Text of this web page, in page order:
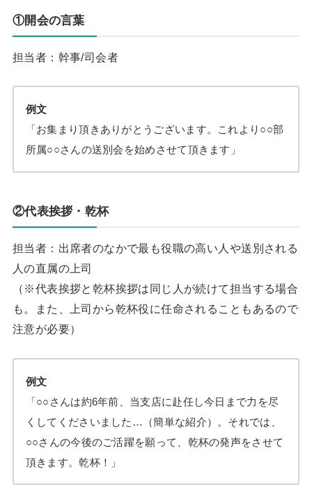
①開会の言葉
担当者：幹事/司会者
例文
「お集まり頂きありがとうございます。これより○○部
所属○○さんの送別会を始めさせて頂きます」
②代表挨拶・乾杯
担当者：出席者のなかで最も役職の高い人や送別される
人の直属の上司
（※代表挨拶と乾杯挨拶は同じ人が続けて担当する場合
も。また、上司から乾杯役に任命されることもあるので
注意が必要）
例文
「○○さんは約6年前、当支店に赴任し今日まで力を尽
くしてくださいました…（簡単な紹介）。それでは、
○○さんの今後のご活躍を願って、乾杯の発声をさせて
頂きます。乾杯！」